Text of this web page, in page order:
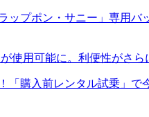
ップポン・サニー」専用
使用可能に。利便性がさ
「購入前レンタル試乗」